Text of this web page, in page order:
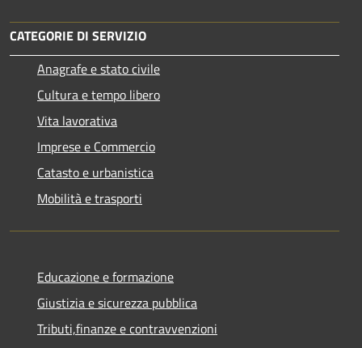
CATEGORIE DI SERVIZIO
Anagrafe e stato civile
Cultura e tempo libero
Vita lavorativa
Imprese e Commercio
Catasto e urbanistica
Mobilità e trasporti
Educazione e formazione
Giustizia e sicurezza pubblica
Tributi,finanze e contravvenzioni